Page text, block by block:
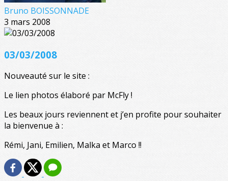
Bruno BOISSONNADE
3 mars 2008
03/03/2008
Nouveauté sur le site :
Le lien photos élaboré par McFly !
Les beaux jours reviennent et j’en profite pour souhaiter
la bienvenue à :
Rémi, Jani, Emilien, Malka et Marco !!